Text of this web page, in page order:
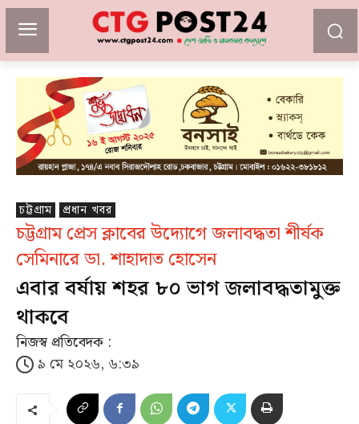
চট্টগ্রাম প্রধান খবর
চট্টগ্রাম প্রেস ক্লাবের উদ্যোগে জলাবদ্ধতা শীর্ষক
সেমিনারে ডা. শাহাদাত হোসেন
এবার বর্ষায় শহর ৮০ ভাগ জলাবদ্ধতামুক্ত
থাকবে
নিজস্ব প্রতিবেদক :
৯ মে ২০২৬, ৬:৩৯